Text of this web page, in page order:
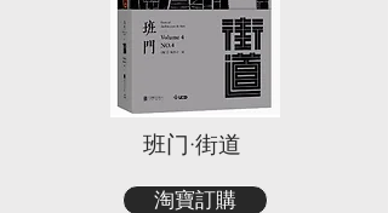
班门·街道
淘寶訂購